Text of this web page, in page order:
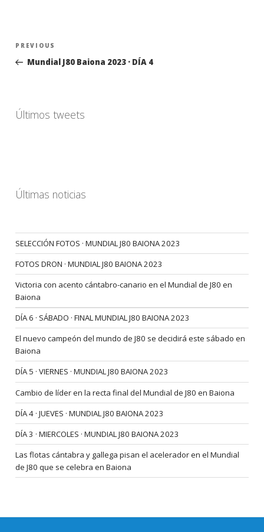
Navegación
entradas
Previous
Post
PREVIOUS
Mundial J80 Baiona 2023 · DÍA 4
Últimos tweets
Últimas noticias
SELECCIÓN FOTOS · MUNDIAL J80 BAIONA 2023
FOTOS DRON · MUNDIAL J80 BAIONA 2023
Victoria con acento cántabro-canario en el Mundial de J80 en
Baiona
DÍA 6 · SÁBADO · FINAL MUNDIAL J80 BAIONA 2023
El nuevo campeón del mundo de J80 se decidirá este sábado en
Baiona
DÍA 5 · VIERNES · MUNDIAL J80 BAIONA 2023
Cambio de líder en la recta final del Mundial de J80 en Baiona
DÍA 4 · JUEVES · MUNDIAL J80 BAIONA 2023
DÍA 3 · MIERCOLES · MUNDIAL J80 BAIONA 2023
Las flotas cántabra y gallega pisan el acelerador en el Mundial
de J80 que se celebra en Baiona